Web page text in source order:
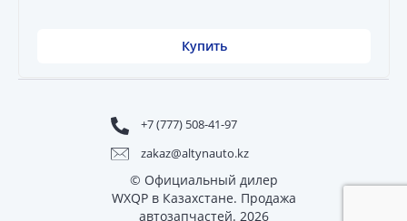
Купить
+7 (777) 508-41-97
zakaz@altynauto.kz
© Официальный дилер
WXQP в Казахстане. Продажа
автозапчастей. 2026